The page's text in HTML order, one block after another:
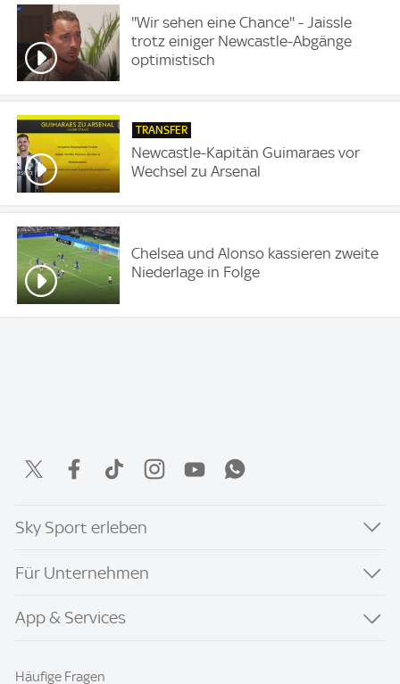
''Wir sehen eine Chance'' - Jaissle
trotz einiger Newcastle-Abgänge
optimistisch
TRANSFER
Newcastle-Kapitän Guimaraes vor
Wechsel zu Arsenal
Chelsea und Alonso kassieren zweite
Niederlage in Folge
Sky Sport erleben
Für Unternehmen
App & Services
Häufige Fragen